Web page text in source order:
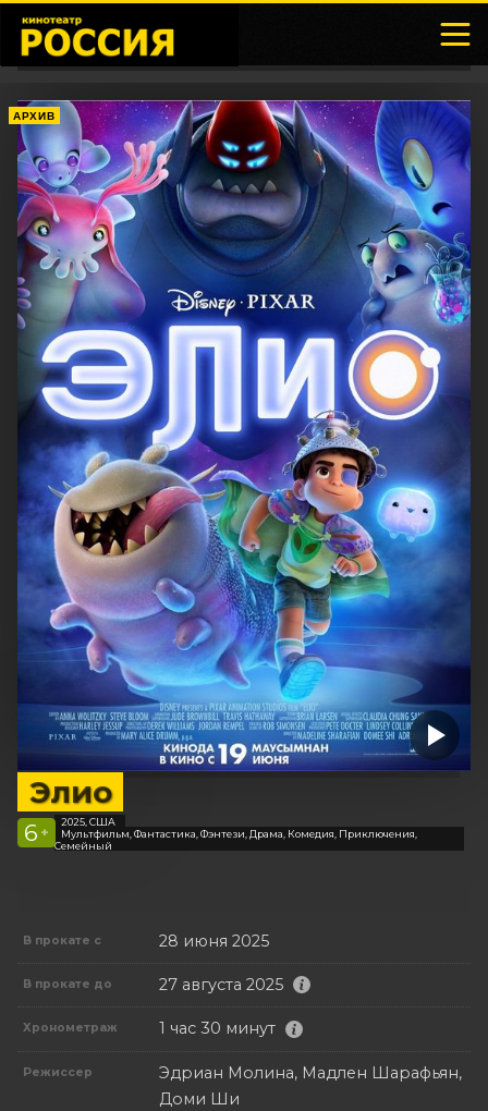
АРХИВ
Элио
6 +
2025, США
Мультфильм, Фантастика, Фэнтези, Драма, Комедия, Приключения,
Семейный
В прокате с 28 июня 2025
В прокате до 27 августа 2025
Хронометраж 1 час 30 минут
Режиссер
Эдриан Молина, Мадлен Шарафьян,
Доми Ши